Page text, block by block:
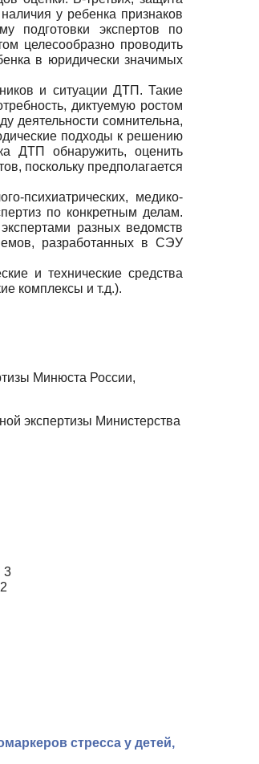
у ребенка признаков
подготовки экспертов по
целесообразно проводить
в юридически значимых
и ситуации ДТП. Такие
диктуемую ростом
деятельности сомнительна,
подходы к решению
ДТП обнаружить, оценить
поскольку предполагается
психиатрических, медико-
по конкретным делам.
разных ведомств
разработанных в СЭУ
и технические средства
комплексы и т.д.).
Минюста России,
экспертизы Министерства
3
стресса у детей,